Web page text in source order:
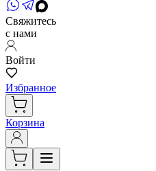
Свяжитесь
с нами
Войти
Избранное
Корзина